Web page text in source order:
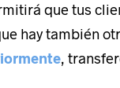
que tus
hay también
,